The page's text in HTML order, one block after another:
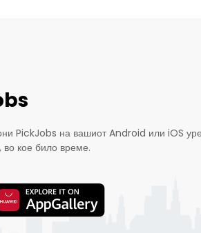
PickJobs на вашиот Android или iOS
кое било време.